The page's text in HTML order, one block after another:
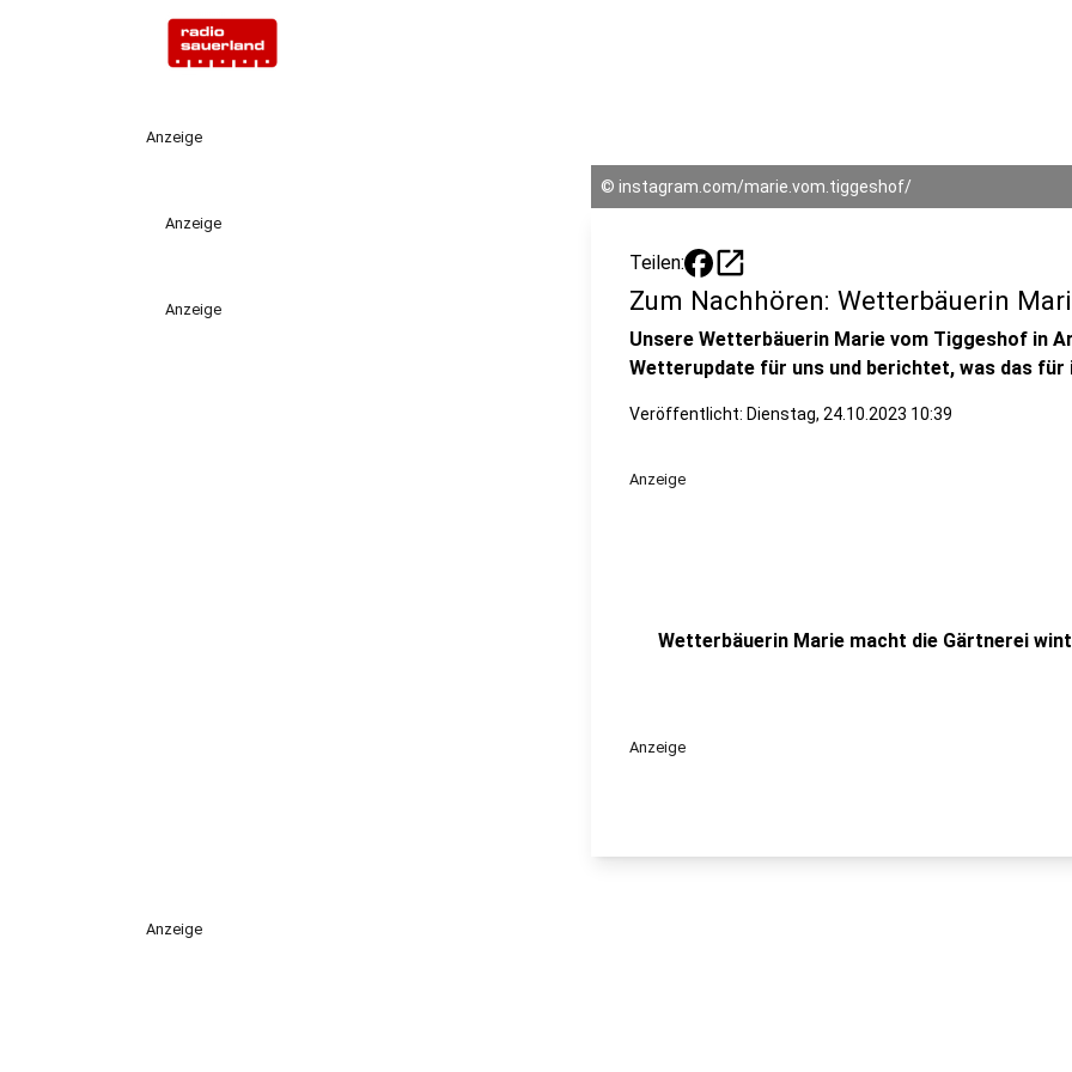
Anzeige
Anzeige
Anzeige
© instagram.com/marie.vom.tiggeshof/
Teilen: open_in_new
Zum Nachhören: Wetterbäuerin
Unsere Wetterbäuerin Marie vom Tiggeshof in
Wetterupdate für uns und berichtet, was das für
Veröffentlicht: Dienstag, 24.10.2023 10:39
Anzeige
Wetterbäuerin Marie macht die Gärtnerei
Anzeige
Anzeige